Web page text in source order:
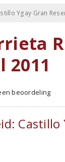
Ygay Gran
2011
beoordeling
Castillo